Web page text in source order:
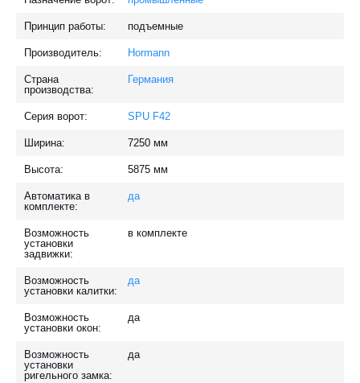
Принцип работы: подъемные
Производитель: Hormann
Страна
производства:
Германия
Серия ворот: SPU F42
Ширина: 7250 мм
Высота: 5875 мм
Автоматика в
комплекте:
да
Возможность
установки
задвижки:
в комплекте
Возможность
установки калитки:
да
Возможность
установки окон:
да
Возможность
установки
ригельного замка:
да